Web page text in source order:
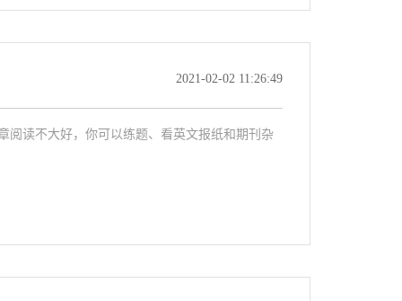
2021-02-02 11:26:49
阅读不大好，你可以练题、看英文报纸和期刊杂